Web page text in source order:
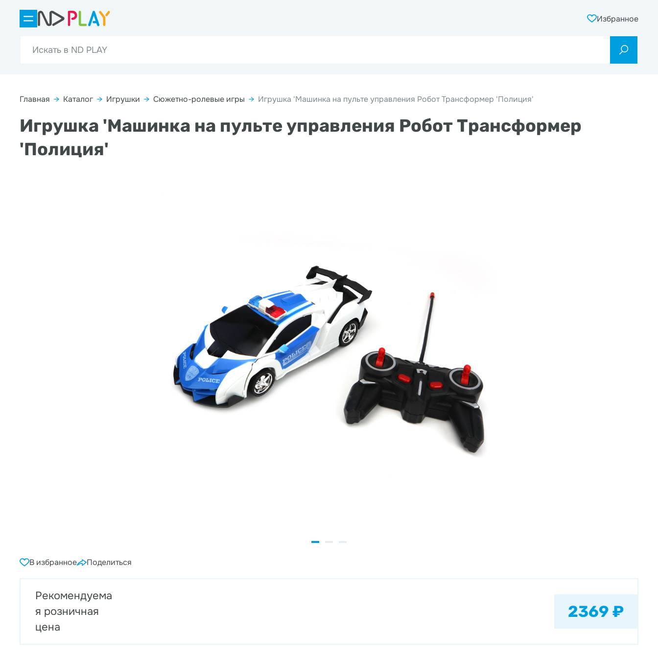
Избранное
Главная → Каталог → Игрушки → Сюжетно-ролевые игры → Игрушка 'Машинка на пульте управления Робот Трансформер 'Полиция'
Игрушка 'Машинка на пульте управления Робот Трансформер
'Полиция'
В избранное Поделиться
Рекомендуема
я розничная
цена
2369 ₽